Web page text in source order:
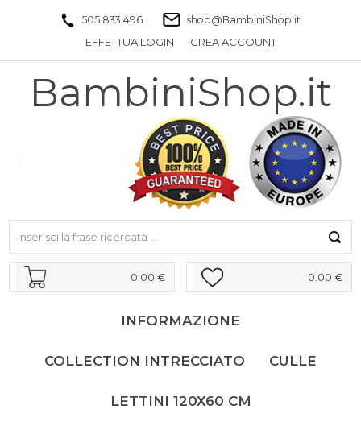
505 833 496 shop@BambiniShop.it
EFFETTUA LOGIN CREA ACCOUNT
BambiniShop.it
0.00 € 0.00 €
INFORMAZIONE
COLLECTION INTRECCIATO CULLE
LETTINI 120X60 CM